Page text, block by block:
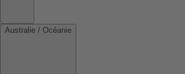
Australie / Océanie